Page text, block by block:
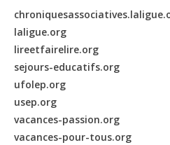
laligue.org
lireetfairelire.org
sejours-educatifs.org
ufolep.org
usep.org
vacances-passion.org
vacances-pour-tous.org